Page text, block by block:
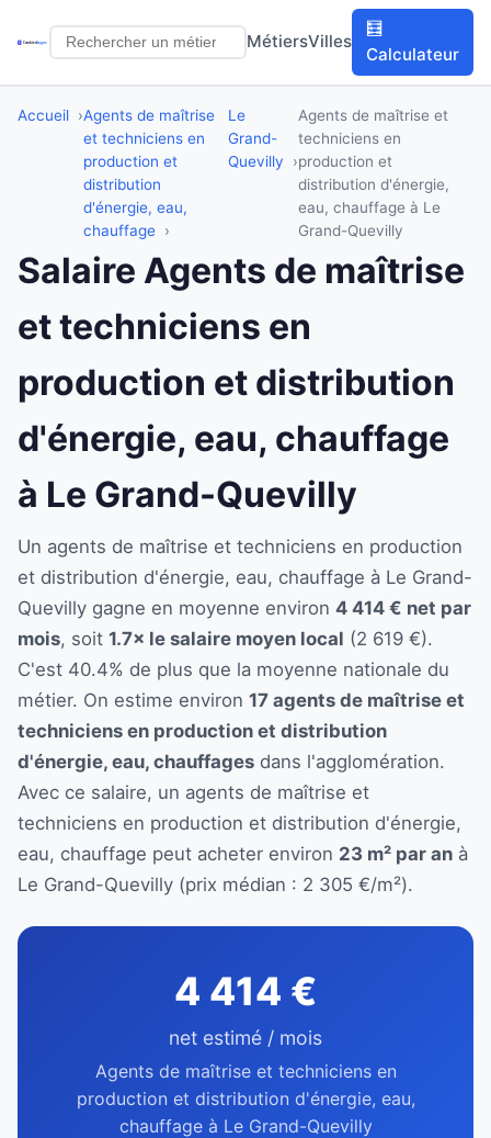
MétiersVilles
🧮
Calculateur
Accueil
Agents de maîtrise
et techniciens en
production et
distribution
d'énergie, eau,
chauffage
Le
Grand-
Quevilly
Agents de maîtrise et
techniciens en
production et
distribution d'énergie,
eau, chauffage à Le
Grand-Quevilly
Salaire Agents de maîtrise
et techniciens en
production et distribution
d'énergie, eau, chauffage
à Le Grand-Quevilly
Un agents de maîtrise et techniciens en production
et distribution d'énergie, eau, chauffage à Le Grand-
Quevilly gagne en moyenne environ 4 414 € net par
mois, soit 1.7× le salaire moyen local (2 619 €).
C'est 40.4% de plus que la moyenne nationale du
métier. On estime environ 17 agents de maîtrise et
techniciens en production et distribution
d'énergie, eau, chauffages dans l'agglomération.
Avec ce salaire, un agents de maîtrise et
techniciens en production et distribution d'énergie,
eau, chauffage peut acheter environ 23 m² par an à
Le Grand-Quevilly (prix médian : 2 305 €/m²).
4 414 €
net estimé / mois
Agents de maîtrise et techniciens en
production et distribution d'énergie, eau,
chauffage à Le Grand-Quevilly